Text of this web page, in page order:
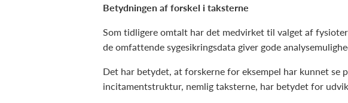
Betydningen af forskel i taksterne
Som tidligere omtalt har det medvirket til valget af
de omfattende sygesikringsdata giver gode
Det har betydet, at forskerne for eksempel har kunnet se
incitamentstruktur, nemlig taksterne, har betydet for